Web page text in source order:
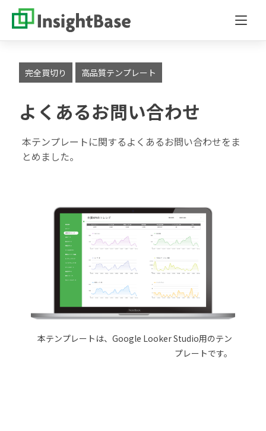
完全買切り 高品質テンプレート
よくあるお問い合わせ
本テンプレートに関するよくあるお問い合わせをま
とめました。
本テンプレートは、Google Looker Studio用のテン
プレートです。